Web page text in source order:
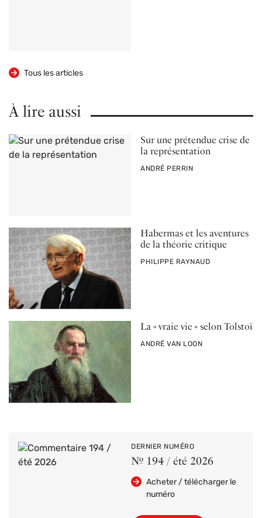
Tous les articles
À lire aussi
Sur une prétendue crise de
la représentation
PAR
ANDRÉ PERRIN
Habermas et les aventures
de la théorie critique
PAR
PHILIPPE RAYNAUD
La « vraie vie » selon Tolstoï
PAR
ANDRÉ VAN LOON
DERNIER NUMÉRO
Nº 194 / été 2026
Acheter / télécharger le
numéro